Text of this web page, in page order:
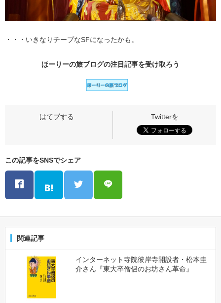
・・・いきなりチープなSFになったかも。
ほーりーの旅ブログの注目記事を受け取ろう
この記事をSNSでシェア
関連記事
インターネット寺院彼岸寺開設者・松本圭
介さん『東大卒僧侶のお坊さん革命』